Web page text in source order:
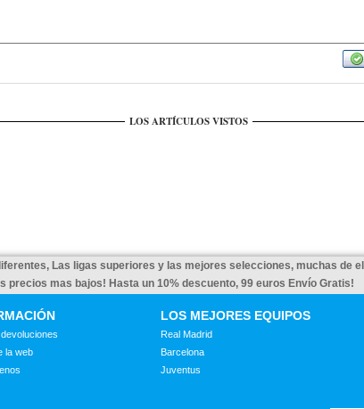
LOS ARTÍCULOS VISTOS
Las ligas superiores y las mejores selecciones, muchas de
precios mas bajos! Hasta un 10% descuento, 99 euros Envío Gratis!
la web
LOS MEJORES EQUIPOS
Real Madrid
Barcelona
Juventus